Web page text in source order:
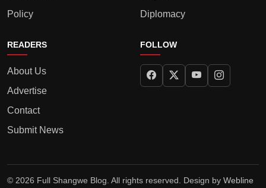
Policy
Diplomacy
READERS
About Us
Advertise
Contact
Submit News
FOLLOW
© 2026 Full Shangwe Blog. All rights reserved. Design by Webline